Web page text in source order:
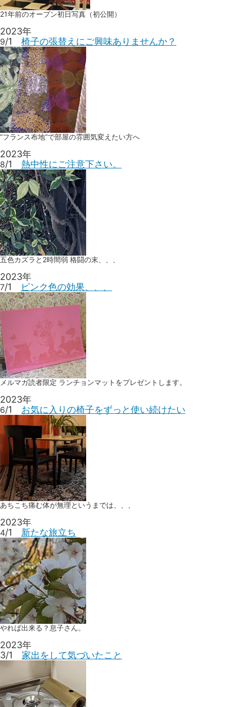
21年前のオープン初日写真（初公開）
2023年
9/1 椅子の張替えにご興味ありませんか？
”フランス布地”で部屋の雰囲気変えたい方へ
2023年
8/1 熱中性にご注意下さい。
五色カズラと2時間弱 格闘の末、、、
2023年
7/1 ピンク色の効果、、、
メルマガ読者限定 ランチョンマットをプレゼントします。
2023年
6/1 お気に入りの椅子をずっと使い続けたい
あちこち痛む体が無理というまでは、、、
2023年
4/1 新たな旅立ち
やれば出来る？息子さん。
2023年
3/1 家出をして気づいたこと